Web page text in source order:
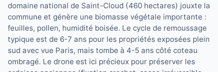
domaine national de Saint-Cloud (460 hectares) jouxte la
commune et génère une biomasse végétale importante :
feuilles, pollen, humidité boisée. Le cycle de remoussage
typique est de 6-7 ans pour les propriétés exposées plein
sud avec vue Paris, mais tombe à 4-5 ans côté coteau
ombragé. Le drone est ici précieux pour préserver les